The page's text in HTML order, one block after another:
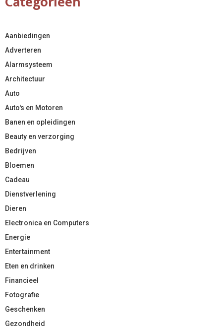
Aanbiedingen
Adverteren
Alarmsysteem
Architectuur
Auto
Auto's en Motoren
Banen en opleidingen
Beauty en verzorging
Bedrijven
Bloemen
Cadeau
Dienstverlening
Dieren
Electronica en Computers
Energie
Entertainment
Eten en drinken
Financieel
Fotografie
Geschenken
Gezondheid